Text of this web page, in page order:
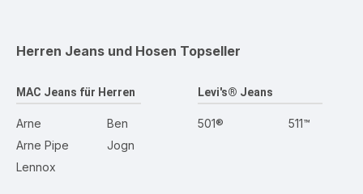
Herren Jeans und Hosen Topseller
MAC Jeans für Herren
Arne
Arne Pipe
Lennox
Ben
Jogn
Levi's® Jeans
501® 511™